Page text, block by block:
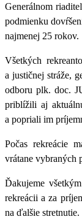
Generálnom
podmienku
najmenej 25 rokov.
Všetkých
a justičnej stráže,
odboru plk. doc.
priblížili aj
a popriali im
Počas rekreácie
vrátane vybraných
Ďakujeme
rekreácii a za
na ďalšie stretnutie.